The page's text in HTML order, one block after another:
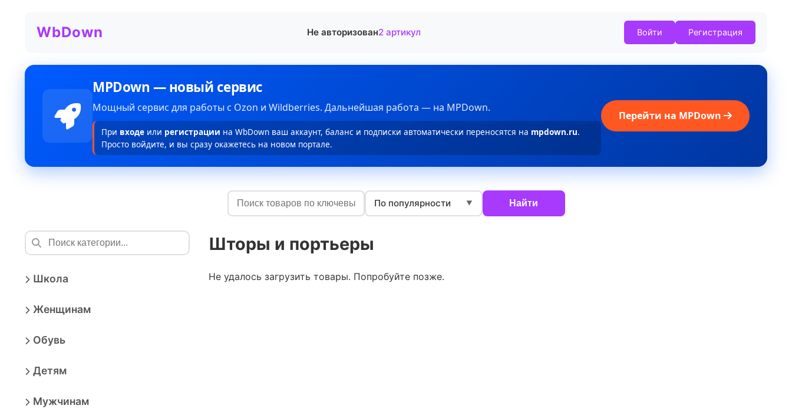
WbDown Не авторизован2 артикул Войти Регистрация
MPDown — новый сервис
Мощный сервис для работы с Ozon и Wildberries. Дальнейшая работа — на MPDown.
При входе или регистрации на WbDown ваш аккаунт, баланс и подписки автоматически переносятся на mpdown.ru.
Просто войдите, и вы сразу окажетесь на новом портале.
Перейти на MPDown
По популярности ▼ Найти
Школа
Женщинам
Обувь
Детям
Мужчинам
Шторы и портьеры
Не удалось загрузить товары. Попробуйте позже.